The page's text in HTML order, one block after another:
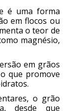
é uma forma
em flocos ou
o teor de
magnésio,
em grãos
que promove
o grão
desde que